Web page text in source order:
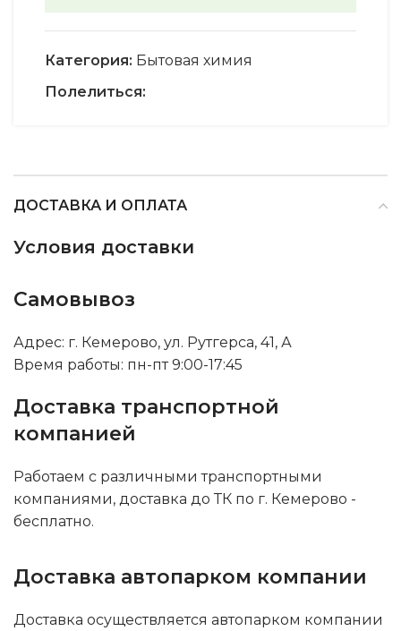
Категория: Бытовая химия
Полелиться:
ДОСТАВКА И ОПЛАТА
Условия доставки
Самовывоз
Адрес: г. Кемерово, ул. Рутгерса, 41, А
Время работы: пн-пт 9:00-17:45
Доставка транспортной
компанией
Работаем с различными транспортными
компаниями, доставка до ТК по г. Кемерово -
бесплатно.
Доставка автопарком компании
Доставка осуществляется автопарком компании